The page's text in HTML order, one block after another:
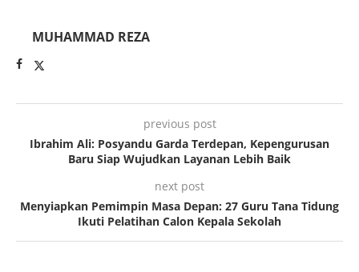
MUHAMMAD REZA
previous post
Ibrahim Ali: Posyandu Garda Terdepan, Kepengurusan
Baru Siap Wujudkan Layanan Lebih Baik
next post
Menyiapkan Pemimpin Masa Depan: 27 Guru Tana Tidung
Ikuti Pelatihan Calon Kepala Sekolah